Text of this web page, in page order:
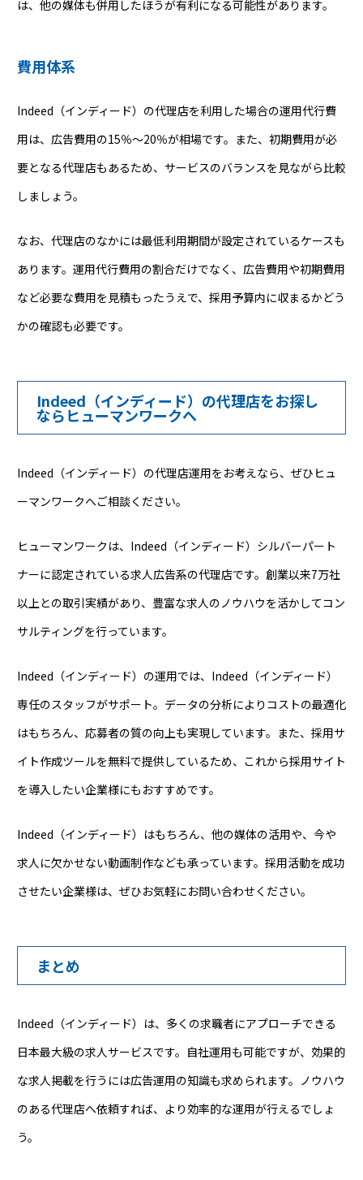
は、他の媒体も併用したほうが有利になる可能性があります。
費用体系
Indeed（インディード）の代理店を利用した場合の運用代行費
用は、広告費用の15％～20％が相場です。また、初期費用が必
要となる代理店もあるため、サービスのバランスを見ながら比較
しましょう。
なお、代理店のなかには最低利用期間が設定されているケースも
あります。運用代行費用の割合だけでなく、広告費用や初期費用
など必要な費用を見積もったうえで、採用予算内に収まるかどう
かの確認も必要です。
Indeed（インディード）の代理店をお探し
ならヒューマンワークへ
Indeed（インディード）の代理店運用をお考えなら、ぜひヒュ
ーマンワークへご相談ください。
ヒューマンワークは、Indeed（インディード）シルバーパート
ナーに認定されている求人広告系の代理店です。創業以来7万社
以上との取引実績があり、豊富な求人のノウハウを活かしてコン
サルティングを行っています。
Indeed（インディード）の運用では、Indeed（インディード）
専任のスタッフがサポート。データの分析によりコストの最適化
はもちろん、応募者の質の向上も実現しています。また、採用サ
イト作成ツールを無料で提供しているため、これから採用サイト
を導入したい企業様にもおすすめです。
Indeed（インディード）はもちろん、他の媒体の活用や、今や
求人に欠かせない動画制作なども承っています。採用活動を成功
させたい企業様は、ぜひお気軽にお問い合わせください。
まとめ
Indeed（インディード）は、多くの求職者にアプローチできる
日本最大級の求人サービスです。自社運用も可能ですが、効果的
な求人掲載を行うには広告運用の知識も求められます。ノウハウ
のある代理店へ依頼すれば、より効率的な運用が行えるでしょ
う。